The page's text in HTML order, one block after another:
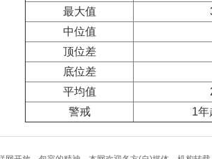
最大值
中位值
顶位差
底位差
平均值
警戒
1年